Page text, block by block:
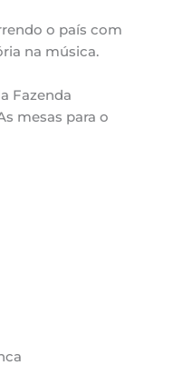
o país com
na música.
Fazenda
mesas para o